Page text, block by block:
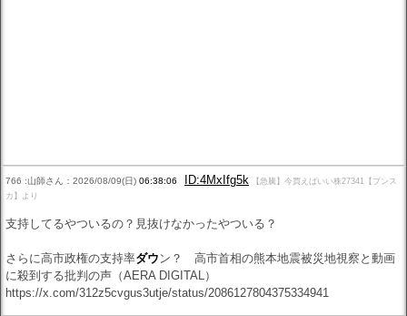
766 :山師さん：2026/08/09(日) 06:38:06 ID:4MxIfg5k
【急騰】今買えばいい株27341【プンス
カ】より
支持してるやついるの？見抜けなかったやついる？
さらに高市政権の支持率ダウ ン？ 高市首相の熊本地震被災地視察と動画
に殺到する批判の声（AERA DIGITAL）
https://x.com/312z5cvgus3utje/status/2086127804375334941